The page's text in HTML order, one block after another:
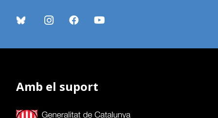
Amb el suport